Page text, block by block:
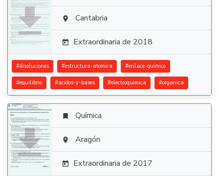
  Cantabria
 Extraordinaria de 2018
#disoluciones #estructura-atomica #enlace-quimico
#equilibrio #acidos-y-bases #electroquimica #organica

 Química
 Aragón
 Extraordinaria de 2017